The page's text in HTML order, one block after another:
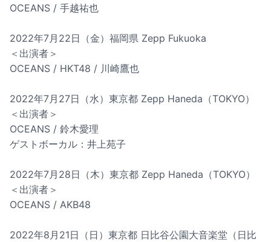
OCEANS / 手越祐也
2022年7月22日（金）福岡県 Zepp Fukuoka
＜出演者＞
OCEANS / HKT48 / 川崎鷹也
2022年7月27日（水）東京都 Zepp Haneda（TOKYO）
＜出演者＞
OCEANS / 鈴木愛理
ゲストボーカル：井上苑子
2022年7月28日（木）東京都 Zepp Haneda（TOKYO）
＜出演者＞
OCEANS / AKB48
2022年8月21日（日）東京都 日比谷公園大音楽堂（日比